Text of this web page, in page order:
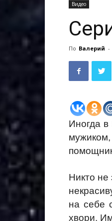
Видео
По Валерий -
Иногда
Никто не
на себе
хвори.